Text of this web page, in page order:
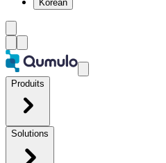
Korean
Produits
Solutions